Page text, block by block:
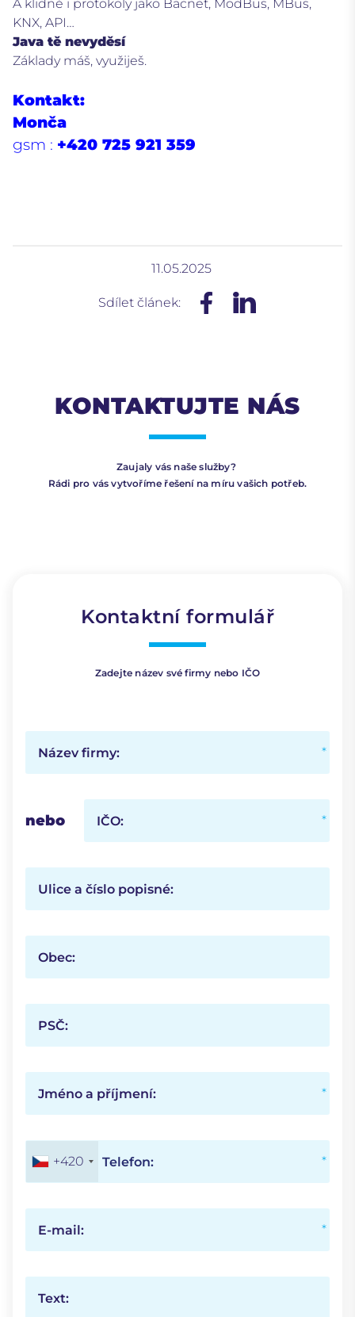
A klidně i protokoly jako Bacnet, ModBus, MBus,
KNX, API…
Java tě nevyděsí
Základy máš, využiješ.
Kontakt:
Monča
gsm : +420 725 921 359
11.05.2025
Sdílet článek:
KONTAKTUJTE NÁS
Zaujaly vás naše služby?
Rádi pro vás vytvoříme řešení na míru vašich potřeb.
Kontaktní formulář
Zadejte název své firmy nebo IČO
Název firmy:
nebo IČO:
Ulice a číslo popisné:
Obec:
PSČ:
Jméno a příjmení:
Telefon:
+420
E-mail:
Text: